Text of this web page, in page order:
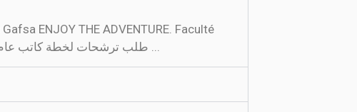
ENJOY THE ADVENTURE. Faculté
des Sciences de Gafsa FOCUSED ON YOU ! Actualités . 2021-01-18 13:50:51. طلب ترشحات لخطة كاتب عام مؤسسة تعليم عال ...